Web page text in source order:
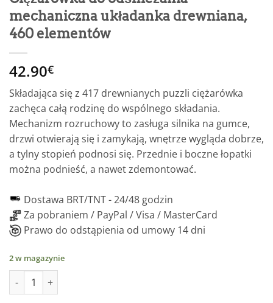
mechaniczna układanka drewniana,
460 elementów
42.90€
Składająca się z 417 drewnianych puzzli ciężarówka
zachęca całą rodzinę do wspólnego składania.
Mechanizm rozruchowy to zasługa silnika na gumce,
drzwi otwierają się i zamykają, wnętrze wygląda dobrze,
a tylny stopień podnosi się. Przednie i boczne łopatki
można podnieść, a nawet zdemontować.
Dostawa BRT/TNT -24/48 godzin
Za pobraniem / PayPal / Visa / MasterCard
Prawo do odstąpienia od umowy 14 dni
2 w magazynie
ilość Ciężarówka śnieżna - mechaniczna drewniana